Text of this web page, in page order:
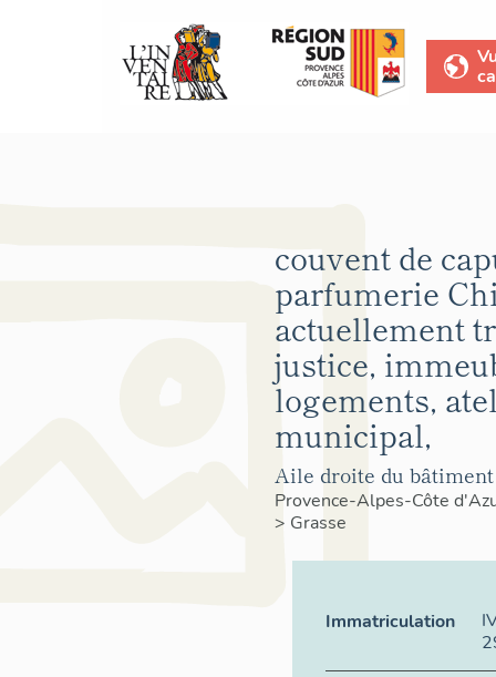
couvent de
parfumerie
actuellement
justice,
logements,
municipal,
Aile droite du
Provence-Alpes-Côte
> Grasse
Immatriculation